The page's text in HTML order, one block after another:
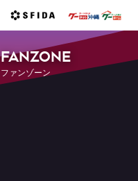
FANZONE
ファンゾーン